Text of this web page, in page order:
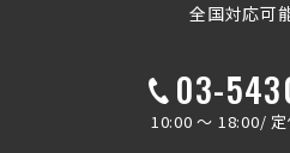
全国対応可
03-
10:00 ～ 18:00/